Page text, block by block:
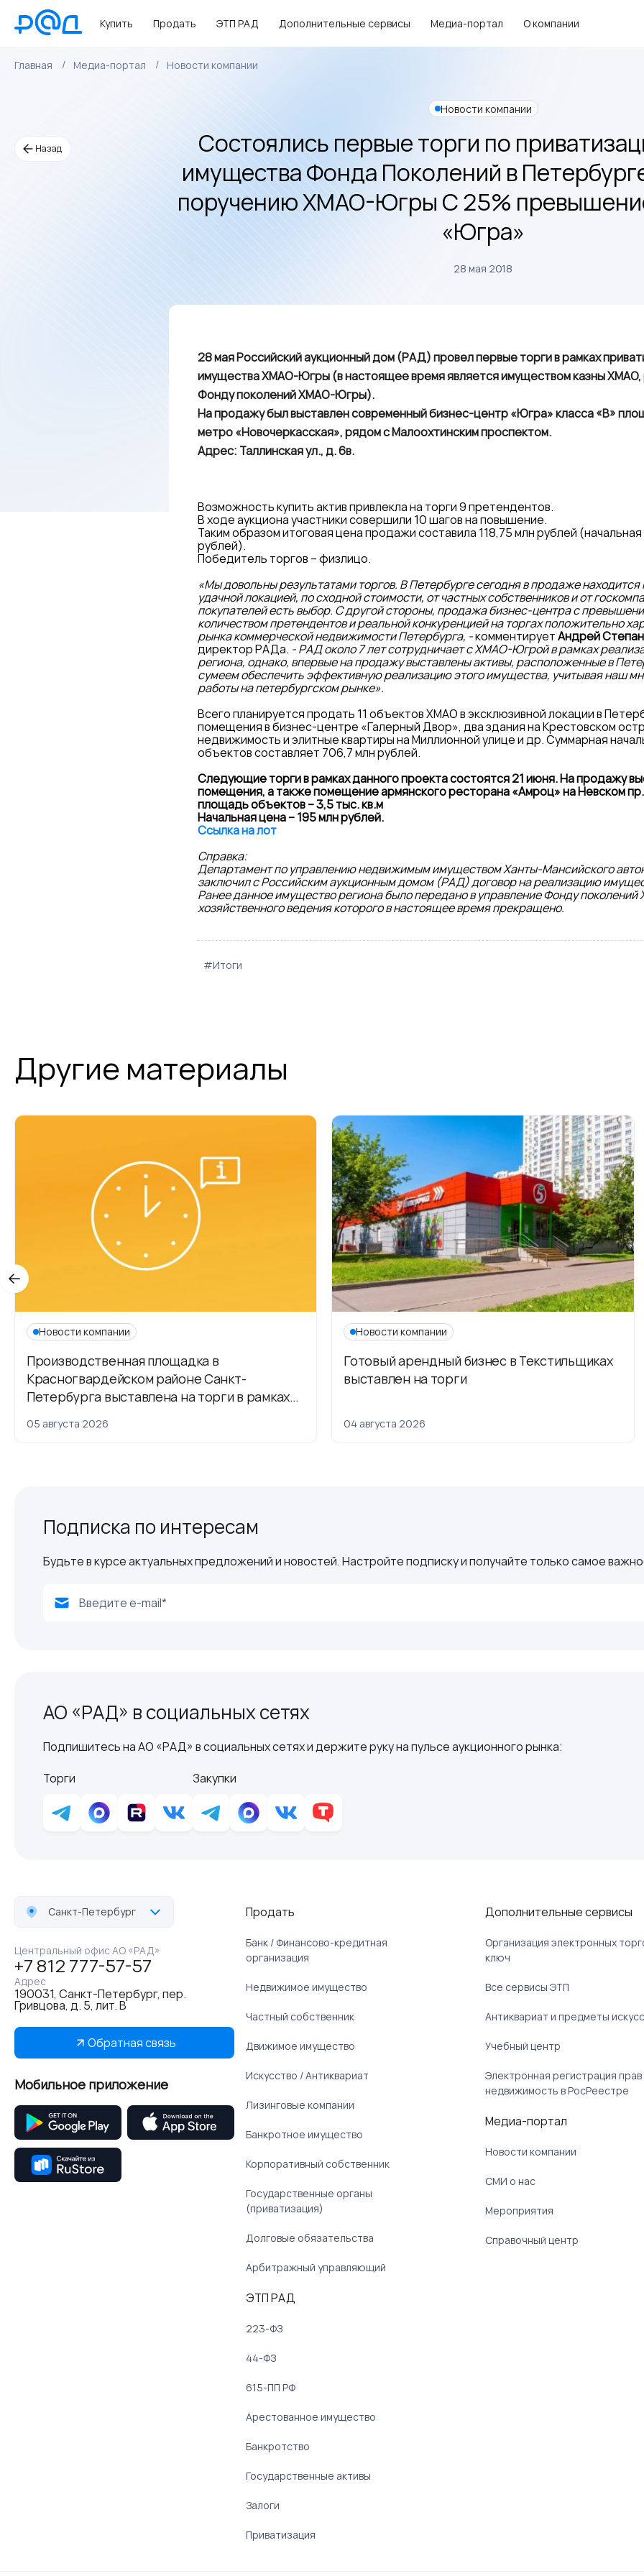
Купить Продать ЭТП РАД Дополнительные сервисы Медиа-портал О компании
Главная Медиа-портал Новости компании
Назад
Новости компании
Состоялись первые торги по
имущества Фонда Поколений в
поручению ХМАО-Югры С 25%
«Югра»
28 мая 2018
28 мая Российский аукционный дом (РАД) провел первые торги в рамках
имущества ХМАО-Югры (в настоящее время является имуществом казны
Фонду поколений ХМАО-Югры).
На продажу был выставлен современный бизнес-центр «Югра» класса «В»
метро «Новочеркасская», рядом с Малоохтинским проспектом.
Адрес: Таллинская ул., д. 6в.
Возможность купить актив привлекла на торги 9 претендентов.
В ходе аукциона участники совершили 10 шагов на повышение.
Таким образом итоговая цена продажи составила 118,75 млн рублей
рублей).
Победитель торгов – физлицо.
«Мы довольны результатами торгов. В Петербурге сегодня в продаже находится
удачной локацией, по сходной стоимости, от частных собственников и от
покупателей есть выбор. С другой стороны, продажа бизнес-центра с
количеством претендентов и реальной конкуренцией на торгах положительно
рынка коммерческой недвижимости Петербурга, -комментируетАндрей
директор РАДа. - РАД около 7 лет сотрудничает с ХМАО-Югрой в рамках
региона, однако, впервые на продажу выставлены активы, расположенные в
сумеем обеспечить эффективную реализацию этого имущества, учитывая наш
работы на петербургском рынке».
Всего планируется продать 11 объектов ХМАО в эксклюзивной локации в
помещения в бизнес-центре «Галерный Двор», два здания на Крестовском
недвижимость и элитные квартиры на Миллионной улице и др. Суммарная
объектов составляет 706,7 млн рублей.
Следующие торги в рамках данного проекта состоятся 21 июня. На продажу
помещения, а также помещение армянского ресторана «Амроц» на Невском
площадь объектов – 3,5 тыс. кв.м
Начальная цена – 195 млн рублей.
Ссылка на лот
Справка:
Департамент по управлению недвижимым имуществом Ханты-Мансийского
заключил с Российским аукционным домом (РАД) договор на реализацию
Ранее данное имущество региона было передано в управление Фонду
хозяйственного ведения которого в настоящее время прекращено.
#Итоги
Другие материалы
Новости компании
Производственная площадка в
Красногвардейском районе Санкт-
Петербурга выставлена на торги в рамках
05 августа 2026
Новости компании
Готовый арендный бизнес в Текстильщиках
выставлен на торги
04 августа 2026
Подписка по интересам
Будьте в курсе актуальных предложений и новостей. Настройте подписку и получайте только самое
АО «РАД» в социальных сетях
Подпишитесь на АО «РАД» в социальных сетях и держите руку на пульсе аукционного рынка:
Торги
Закупки
Санкт-Петербург
Центральный офис АО «РАД»
+7 812 777-57-57
Адрес
190031, Санкт-Петербург, пер.
Гривцова, д. 5, лит. В
Обратная связь
Мобильное приложение
Продать
Банк / Финансово-кредитная
организация
Недвижимое имущество
Частный собственник
Движимое имущество
Искусство / Антиквариат
Лизинговые компании
Банкротное имущество
Корпоративный собственник
Государственные органы
(приватизация)
Долговые обязательства
Арбитражный управляющий
ЭТП РАД
223-ФЗ
44-ФЗ
615-ПП РФ
Арестованное имущество
Банкротство
Государственные активы
Залоги
Приватизация
Дополнительные сервисы
Организация электронных
ключ
Все сервисы ЭТП
Антиквариат и предметы
Учебный центр
Электронная регистрация прав
недвижимость в РосРеестре
Медиа-портал
Новости компании
СМИ о нас
Мероприятия
Справочный центр